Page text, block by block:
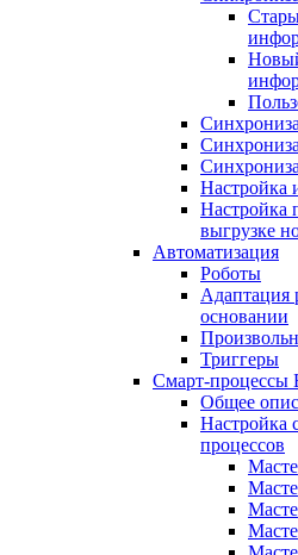
Настройка
Настройка
выгрузке
Автоматизация
Роботы
Адаптация
основании
Триггеры
Смарт-процессы
Общее
Настройка
процессов